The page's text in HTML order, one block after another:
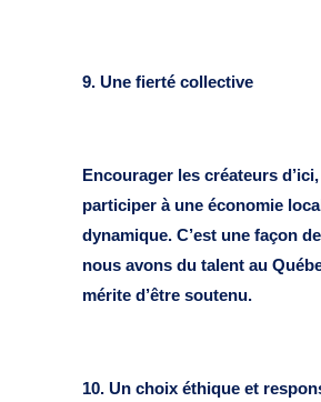
9. Une fierté collective
Encourager les créateurs d’ici,
participer à une économie
dynamique. C’est une façon
nous avons du talent au
mérite d’être soutenu.
10. Un choix éthique et